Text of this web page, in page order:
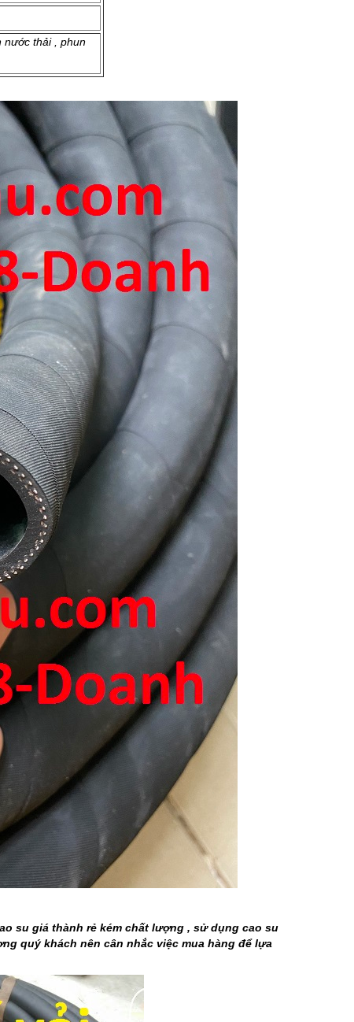
nước thải , phun
su giá thành rẻ kém chất lượng , sử dụng cao su
quý khách nên cân nhắc việc mua hàng để lựa